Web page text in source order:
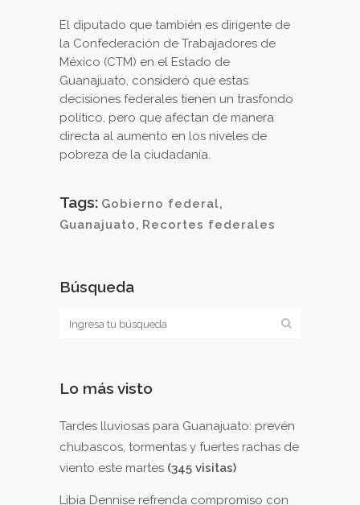
El diputado que también es dirigente de
la Confederación de Trabajadores de
México (CTM) en el Estado de
Guanajuato, consideró que estas
decisiones federales tienen un trasfondo
político, pero que afectan de manera
directa al aumento en los niveles de
pobreza de la ciudadanía.
Tags: Gobierno federal,
Guanajuato, Recortes federales
Búsqueda
Lo más visto
Tardes lluviosas para Guanajuato: prevén
chubascos, tormentas y fuertes rachas de
viento este martes (345 visitas)
Libia Dennise refrenda compromiso con